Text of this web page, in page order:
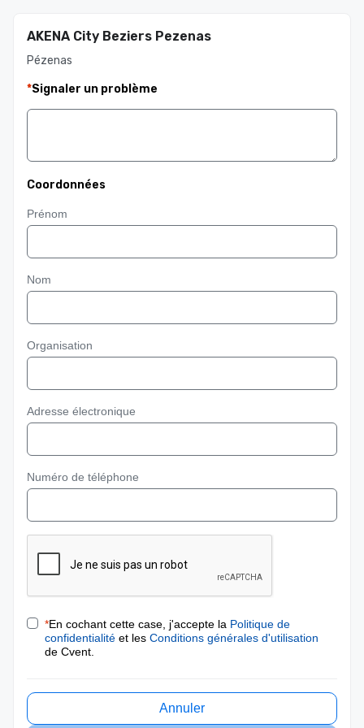
AKENA City Beziers Pezenas
Pézenas
*Signaler un problème
Coordonnées
Prénom
Nom
Organisation
Adresse électronique
Numéro de téléphone
*En cochant cette case, j'accepte la Politique de
confidentialité et les Conditions générales d'utilisation
de Cvent.
Annuler